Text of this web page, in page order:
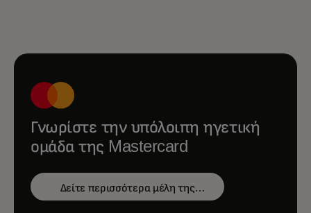
Γνωρίστε την υπόλοιπη ηγετική
ομάδα της Mastercard
Δείτε περισσότερα μέλη της